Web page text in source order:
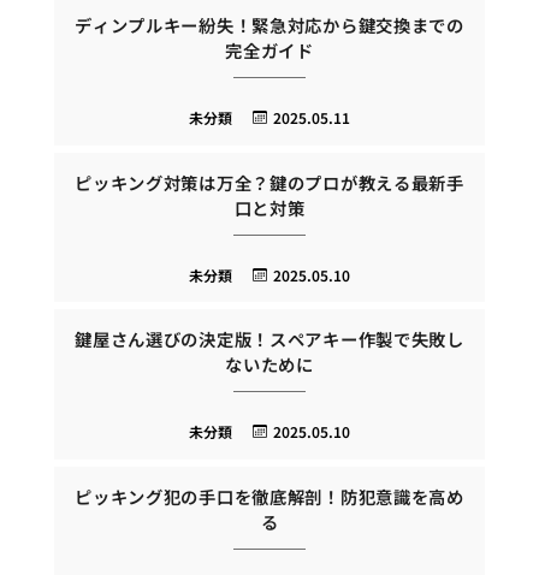
ディンプルキー紛失！緊急対応から鍵交換までの
完全ガイド
2025.05.11
未分類
ピッキング対策は万全？鍵のプロが教える最新手
口と対策
2025.05.10
未分類
鍵屋さん選びの決定版！スペアキー作製で失敗し
ないために
2025.05.10
未分類
ピッキング犯の手口を徹底解剖！防犯意識を高め
る